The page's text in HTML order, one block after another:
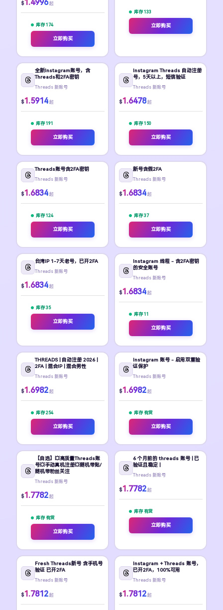
$1.4996 起
库存 174
立即购买
库存 133
立即购买
全新Instagram账号，含
Threads和2FA密钥
Threads 新账号
$1.5914 起
库存 191
立即购买
Instagram Threads 自动注册
号，5天以上，短信验证
Threads 新账号
$1.6478 起
库存 150
立即购买
Threads账号含2FA密钥
Threads 新账号
$1.6834 起
库存 124
立即购买
新号含假2FA
Threads 新账号
$1.6834 起
库存 37
立即购买
台湾IP 1-7天老号，已开2FA
Threads 新账号
$1.6834 起
库存 35
立即购买
Instagram 线程 - 含2FA密钥
的安全账号
Threads 新账号
$1.6834 起
库存 11
立即购买
THREADS | 自动注册 2026 |
2FA | 混合IP | 混合男性
Threads 新账号
$1.6982 起
库存 254
立即购买
Instagram 账号 - 启用双重验
证保护
Threads 新账号
$1.6982 起
库存 有货
立即购买
【自选】💥高质量Threads账
号💥手动真机注册💥随机带贴/
随机带粉丝关注
Threads 新账号
$1.7782 起
库存 有货
立即购买
6 个月前的 threads 账号 | 已
验证且稳定 |
Threads 新账号
$1.7782 起
库存 有货
立即购买
Fresh Threads新号 含手机号
验证 已开2FA
Threads 新账号
$1.7812 起
Instagram + Threads 账号，
已开2FA，100%可用
Threads 新账号
$1.7812 起